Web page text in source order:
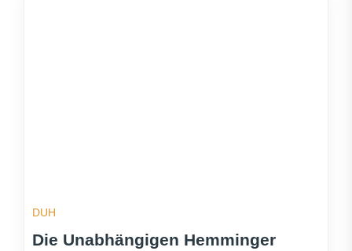
DUH
Die Unabhängigen Hemminger